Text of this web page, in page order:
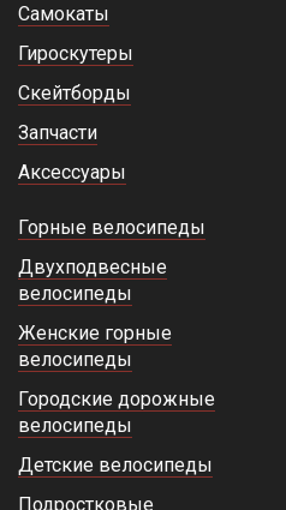
Самокаты
Гироскутеры
Скейтборды
Запчасти
Аксессуары
Горные велосипеды
Двухподвесные
велосипеды
Женские горные
велосипеды
Городские дорожные
велосипеды
Детские велосипеды
Подростковые